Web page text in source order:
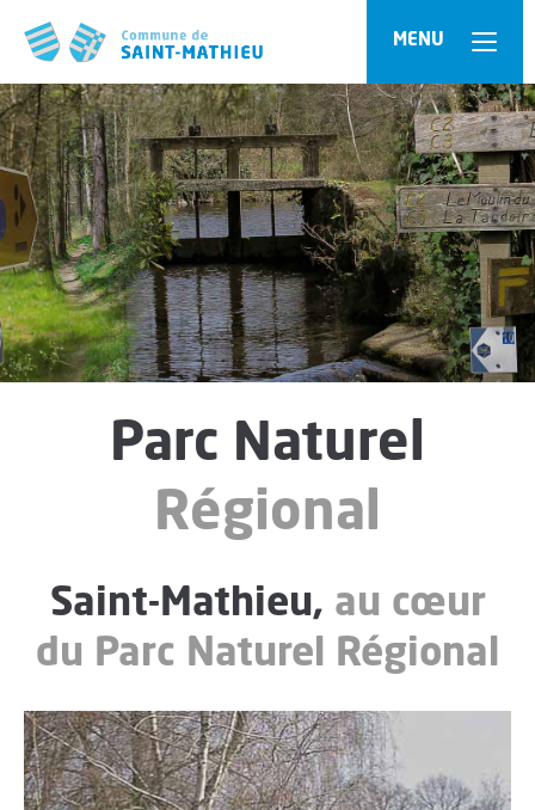
MENU
Parc Naturel
Régional
Saint-Mathieu, au cœur
du Parc Naturel Régional